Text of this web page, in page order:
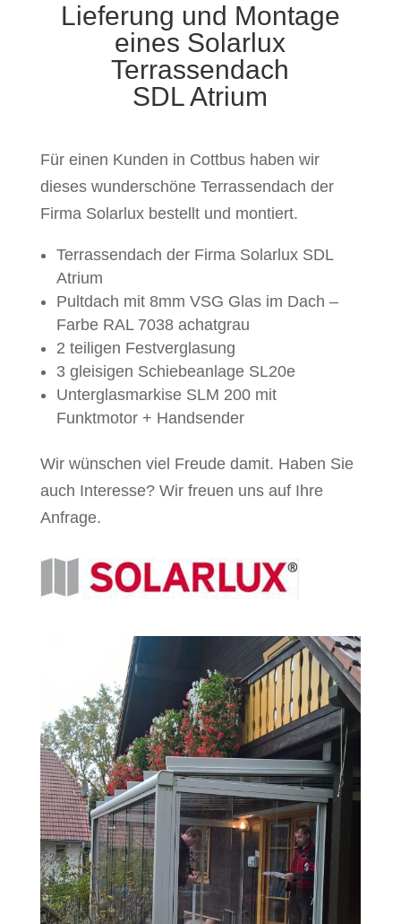
Lieferung und Montage
eines Solarlux
Terrassendach
SDL Atrium
Für einen Kunden in Cottbus haben wir
dieses wunderschöne Terrassendach der
Firma Solarlux bestellt und montiert.
Terrassendach der Firma Solarlux SDL
Atrium
Pultdach mit 8mm VSG Glas im Dach –
Farbe RAL 7038 achatgrau
2 teiligen Festverglasung
3 gleisigen Schiebeanlage SL20e
Unterglasmarkise SLM 200 mit
Funktmotor + Handsender
Wir wünschen viel Freude damit. Haben Sie
auch Interesse? Wir freuen uns auf Ihre
Anfrage.